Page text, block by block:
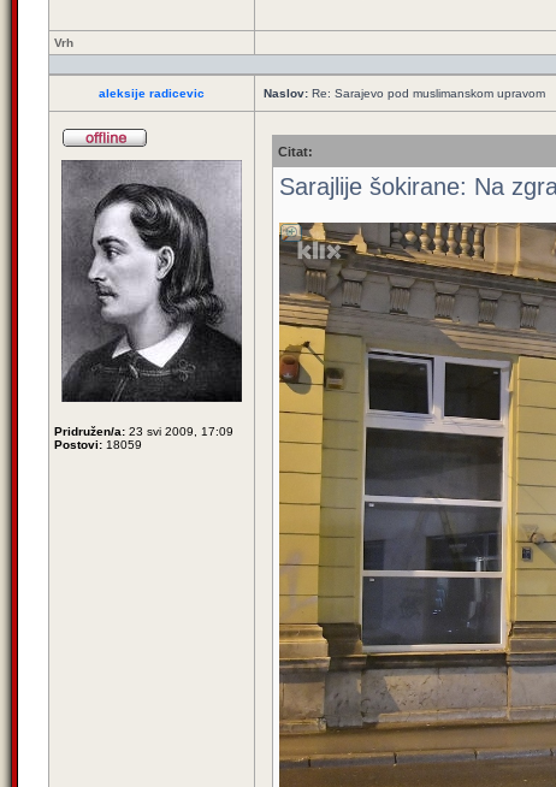
Vrh
aleksije radicevic Naslov: Re: Sarajevo pod muslimanskom upravom
Pridružen/a: 23 svi 2009, 17:09
Postovi: 18059
Citat:
Sarajlije šokirane: Na